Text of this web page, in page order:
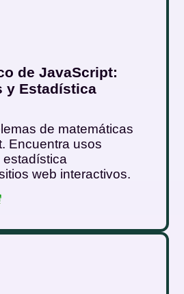
de JavaScript:
y Estadística
de matemáticas
Encuentra usos
estadística
web interactivos.